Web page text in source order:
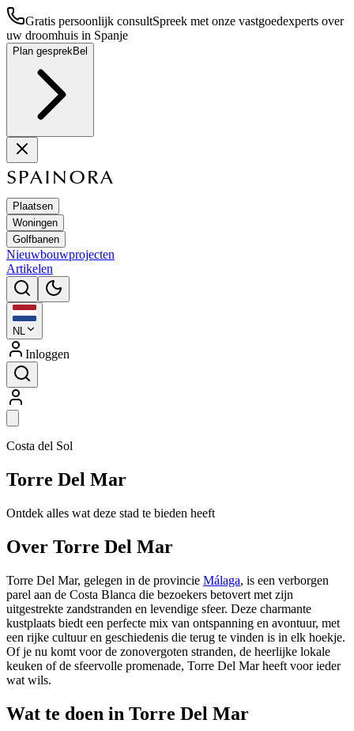
Gratis persoonlijk consultSpreek met onze vastgoedexperts over
uw droomhuis in Spanje
Plan gesprekBel
SPAINORA
Plaatsen
Woningen
Golfbanen
Nieuwbouwprojecten
Artikelen
NL
Inloggen
Costa del Sol
Torre Del Mar
Ontdek alles wat deze stad te bieden heeft
Over Torre Del Mar
Torre Del Mar, gelegen in de provincie Málaga, is een verborgen
parel aan de Costa Blanca die bezoekers betovert met zijn
uitgestrekte zandstranden en levendige sfeer. Deze charmante
kustplaats biedt een perfecte mix van ontspanning en avontuur, met
een rijke cultuur en geschiedenis die terug te vinden is in elk hoekje.
Of je nu komt voor de zonovergoten stranden, de heerlijke lokale
keuken of de sfeervolle promenade, Torre Del Mar heeft voor ieder
wat wils.
Wat te doen in Torre Del Mar